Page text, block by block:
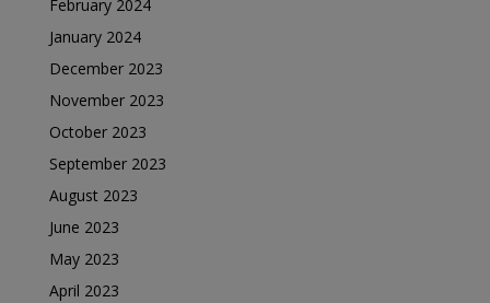
February 2024
January 2024
December 2023
November 2023
October 2023
September 2023
August 2023
June 2023
May 2023
April 2023